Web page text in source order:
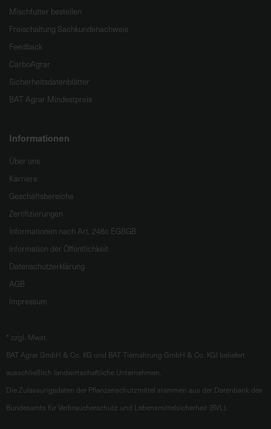
Mischfutter bestellen
Freischaltung Sachkundenachweis
Feedback
CarboAgrar
Sicherheitsdatenblätter
BAT Agrar Mindestpreis
Informationen
Über uns
Karriere
Geschäftsbereiche
Zertifizierungen
Informationen nach Art. 246c EGBGB
Information der Öffentlichkeit
Datenschutzerklärung
AGB
Impressum
* zzgl. Mwst.
BAT Agrar GmbH & Co. KG und BAT Tiernahrung GmbH & Co. KGl beliefert
ausschließlich landwirtschaftliche Unternehmen.
Die Zulassungsdaten der Pflanzenschutzmittel stammen aus der Datenbank des
Bundesamts für Verbraucherschutz und Lebensmittelsicherheit (BVL).